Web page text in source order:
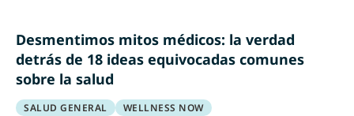
Desmentimos mitos médicos: la verdad
detrás de 18 ideas equivocadas comunes
sobre la salud
SALUD GENERAL WELLNESS NOW